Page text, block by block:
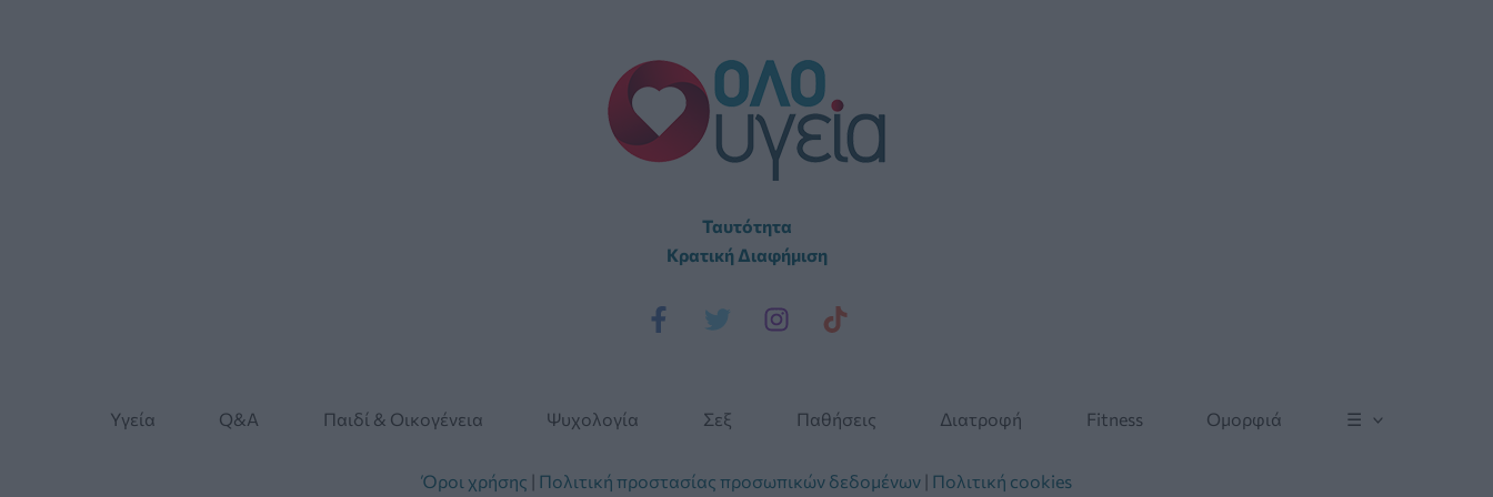
Ταυτότητα
Κρατική Διαφήμιση
Yγεία Q&A Παιδί & Οικογένεια Ψυχολογία Σεξ Παθήσεις Διατροφή Fitness Ομορφιά ☰
Όροι χρήσης | Πολιτική προστασίας προσωπικών δεδομένων| Πολιτική cookies